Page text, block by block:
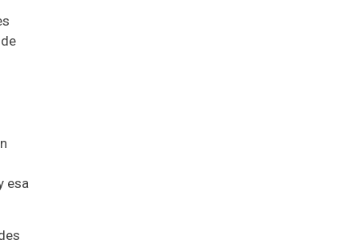
esa